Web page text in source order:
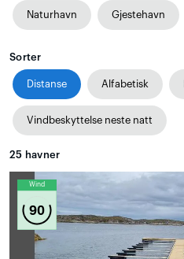
Naturhavn Gjestehavn
Sorter
Distanse Alfabetisk
Vindbeskyttelse neste natt
25 havner
Wind
90